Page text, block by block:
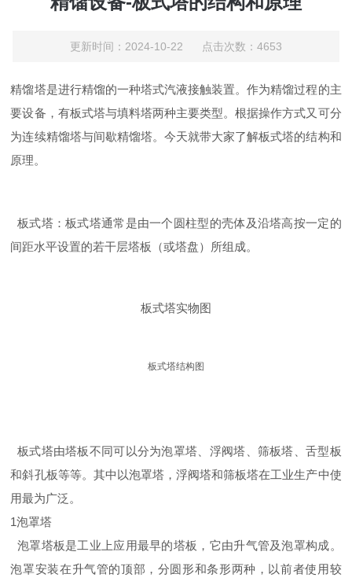
更新时间：2024-10-22 点击次数：4653
精馏塔是进行精馏的一种塔式汽液接触装置。作为精馏过程的主
要设备，有板式塔与填料塔两种主要类型。根据操作方式又可分
为连续精馏塔与间歇精馏塔。今天就带大家了解板式塔的结构和
原理。
板式塔：板式塔通常是由一个圆柱型的壳体及沿塔高按一定的
间距水平设置的若干层塔板（或塔盘）所组成。
板式塔实物图
板式塔结构图
板式塔由塔板不同可以分为泡罩塔、浮阀塔、筛板塔、舌型板
和斜孔板等等。其中以泡罩塔，浮阀塔和筛板塔在工业生产中使
用最为广泛。
1泡罩塔
泡罩塔板是工业上应用最早的塔板，它由升气管及泡罩构成。
泡罩安装在升气管的顶部，分圆形和条形两种，以前者使用较